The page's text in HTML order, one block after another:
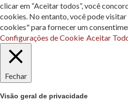
clicar em “Aceitar todos”, você
cookies. No entanto, você pode
cookies" para fornecer um
Configurações de Cookie Aceitar
Fechar
Visão geral de privacidade